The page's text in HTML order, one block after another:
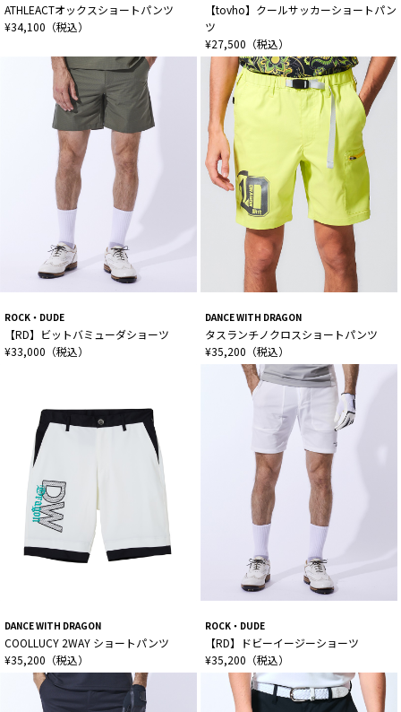
ATHLEACTオックスショートパンツ
¥34,100（税込）
【tovho】クールサッカーショートパン
ツ
¥27,500（税込）
ROCK・DUDE
【RD】ビットバミューダショーツ
¥33,000（税込）
DANCE WITH DRAGON
タスランチノクロスショートパンツ
¥35,200（税込）
DANCE WITH DRAGON
COOLLUCY 2WAY ショートパンツ
¥35,200（税込）
ROCK・DUDE
【RD】ドビーイージーショーツ
¥35,200（税込）